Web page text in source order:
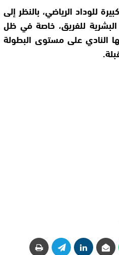
للوداد الرياضي، بالنظر إلى
البشرية للفريق، خاصة في ظل
النادي على مستوى البطولة